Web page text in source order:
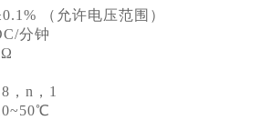
（允许电压范围）
分钟
，n，1